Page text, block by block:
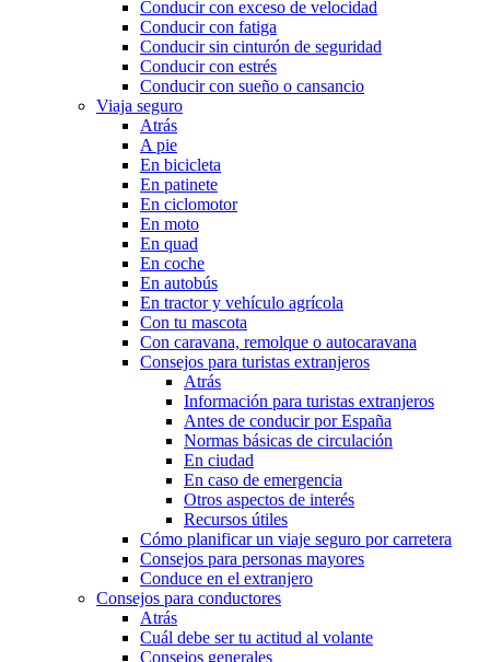
Conducir con exceso de velocidad
Conducir con fatiga
Conducir sin cinturón de seguridad
Conducir con estrés
Conducir con sueño o cansancio
Viaja seguro
Atrás
A pie
En bicicleta
En patinete
En ciclomotor
En moto
En quad
En coche
En autobús
En tractor y vehículo agrícola
Con tu mascota
Con caravana, remolque o autocaravana
Consejos para turistas extranjeros
Atrás
Información para turistas extranjeros
Antes de conducir por España
Normas básicas de circulación
En ciudad
En caso de emergencia
Otros aspectos de interés
Recursos útiles
Cómo planificar un viaje seguro por carretera
Consejos para personas mayores
Conduce en el extranjero
Consejos para conductores
Atrás
Cuál debe ser tu actitud al volante
Consejos generales